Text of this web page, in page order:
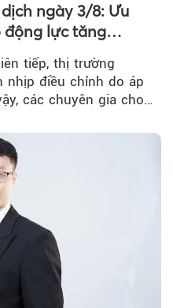
ngày 3/8: Ưu
động lực tăng
tiếp, thị trường
nhịp điều chỉnh do áp
các chuyên gia cho